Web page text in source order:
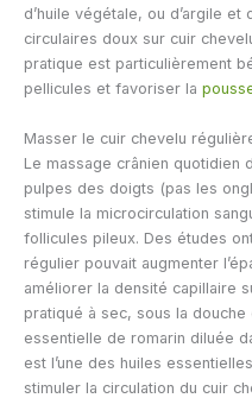
d’huile végétale, ou d’argile et
circulaires doux sur cuir
pratique est particulièrement
pellicules et favoriser la
Masser le cuir chevelu
Le massage crânien quotidien
pulpes des doigts (pas les
stimule la microcirculation
follicules pileux. Des études
régulier pouvait augmenter
améliorer la densité capillaire
pratiqué à sec, sous la douche
essentielle de romarin diluée
est l’une des huiles
stimuler la circulation du cuir